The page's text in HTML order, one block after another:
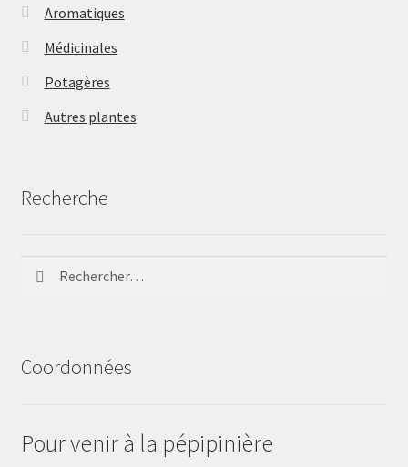
Aromatiques
Médicinales
Potagères
Autres plantes
Recherche
Coordonnées
Pour venir à la pépipinière